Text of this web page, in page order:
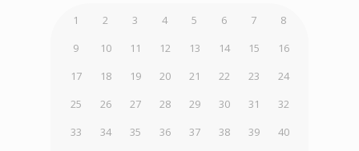
1 2 3 4 5 6 7
8
9
10 11 12 13 14 15
16
17
18 19 20 21 22 23
24
25
26 27 28 29 30 31
32
33
34 35 36 37 38 39
40